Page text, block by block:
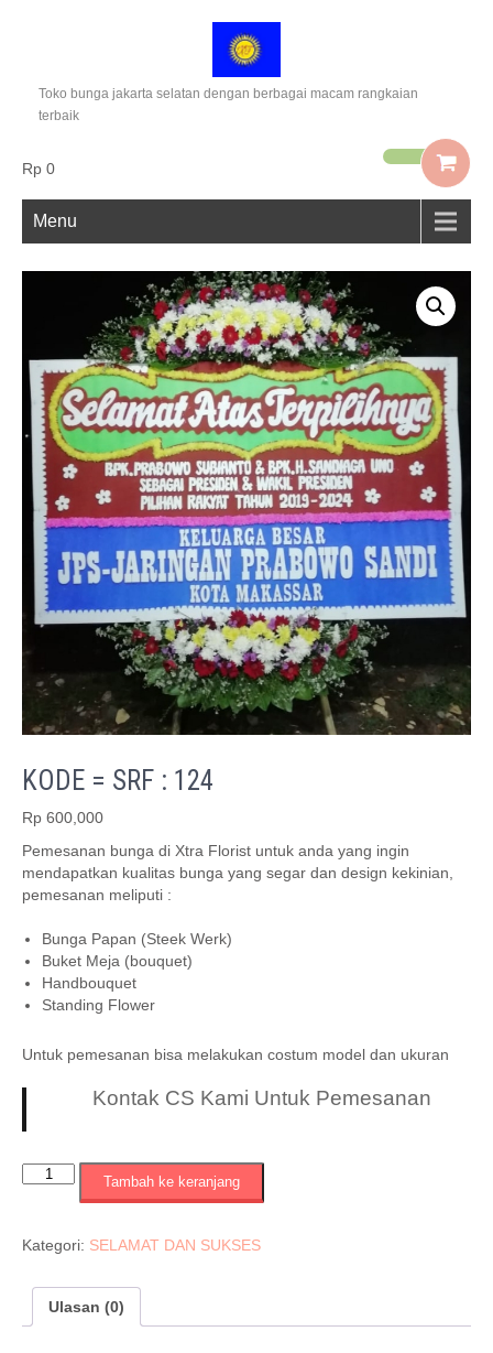
Toko bunga jakarta selatan dengan berbagai macam rangkaian
terbaik
Rp 0
Menu
KODE = SRF : 124
Rp 600,000
Pemesanan bunga di Xtra Florist untuk anda yang ingin
mendapatkan kualitas bunga yang segar dan design kekinian,
pemesanan meliputi :
Bunga Papan (Steek Werk)
Buket Meja (bouquet)
Handbouquet
Standing Flower
Untuk pemesanan bisa melakukan costum model dan ukuran
Kontak CS Kami Untuk Pemesanan
Kuantitas
SRF
Tambah ke keranjang
Kategori: SELAMAT DAN SUKSES
Ulasan (0)